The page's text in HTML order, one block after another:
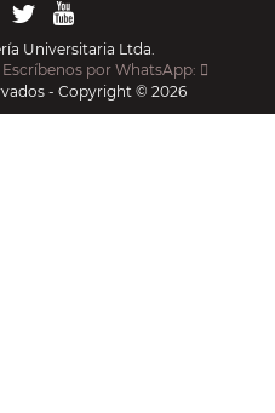
Universitaria Ltda.
Escríbenos por WhatsApp:
- Copyright © 2026